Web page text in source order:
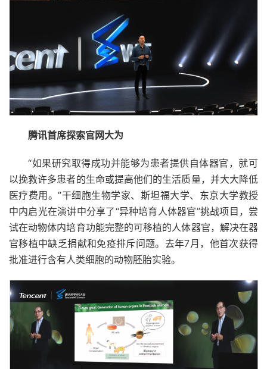
腾讯首席探索官网大为
“如果研究取得成功并能够为患者提供自体器官，就可
以挽救许多患者的生命或提高他们的生活质量，并大大降低
医疗费用。”干细胞生物学家、斯坦福大学、东京大学教授
中内启光在演讲中分享了“异种培育人体器官”挑战项目，尝
试在动物体内培育功能完整的可移植的人体器官，解决在器
官移植中缺乏捐献和免疫排斥问题。去年7月，他首次获得
批准进行含有人类细胞的动物胚胎实验。